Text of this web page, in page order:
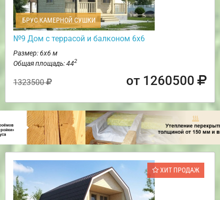
БРУС КАМЕРНОЙ СУШКИ
№9 Дом с террасой и балконом 6х6
Размер: 6х6 м
Общая площадь: 442
1323500 от 1260500
ХИТ ПРОДАЖ